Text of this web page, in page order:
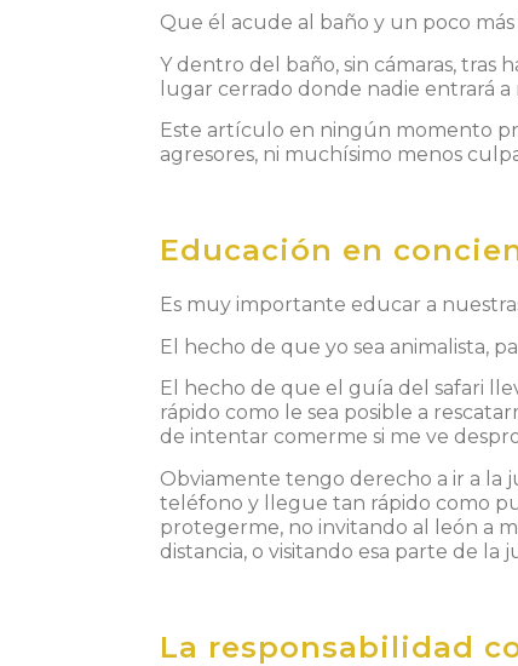
Que él acude al baño y un poco
Y dentro del baño, sin cámaras, tras
lugar cerrado donde nadie entrará
Este artículo en ningún momento
agresores, ni muchísimo menos
Educación en
Es muy importante educar a
El hecho de que yo sea animalista,
El hecho de que el guía del safari
rápido como le sea posible a
de intentar comerme si me ve
Obviamente tengo derecho a ir a la
teléfono y llegue tan rápido como
protegerme, no invitando al león a
distancia, o visitando esa parte de la
La responsabilidad